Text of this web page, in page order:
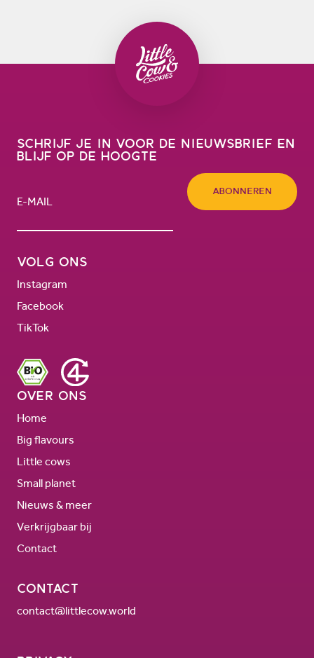
Schrijf je in voor de nieuwsbrief en
blijf op de hoogte
Abonneren
Volg ons
Instagram
Facebook
TikTok
Over ons
Home
Big flavours
Little cows
Small planet
Nieuws & meer
Verkrijgbaar bij
Contact
Contact
contact@littlecow.world